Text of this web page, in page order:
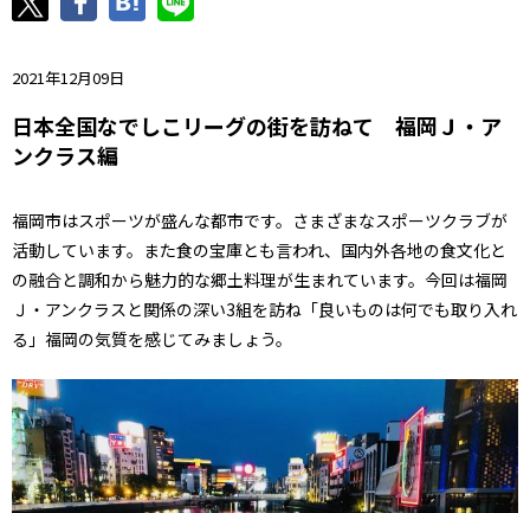
2021年12月09日
日本全国なでしこリーグの街を訪ねて 福岡Ｊ・ア
ンクラス編
福岡市はスポーツが盛んな都市です。さまざまなスポーツクラブが
活動しています。また食の宝庫とも言われ、国内外各地の食文化と
の融合と調和から魅力的な郷土料理が生まれています。今回は福岡
Ｊ・アンクラスと関係の深い3組を訪ね「良いものは何でも取り入れ
る」福岡の気質を感じてみましょう。